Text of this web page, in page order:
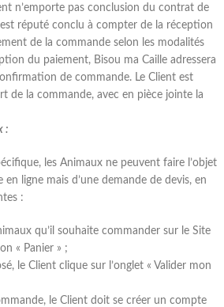
n’emporte pas conclusion du contrat de
réputé conclu à compter de la réception
de la commande selon les modalités
du paiement, Bisou ma Caille adressera
de commande. Le Client est
de la commande, avec en pièce jointe la
:
les Animaux ne peuvent faire l’objet
ligne mais d’une demande de devis, en
:
qu’il souhaite commander sur le Site
« Panier » ;
le Client clique sur l’onglet « Valider mon
le Client doit se créer un compte